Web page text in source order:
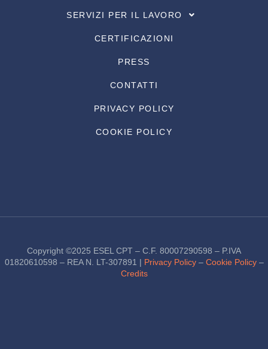
SERVIZI PER IL LAVORO
CERTIFICAZIONI
PRESS
CONTATTI
PRIVACY POLICY
COOKIE POLICY
Copyright ©2025 ESEL CPT – C.F. 80007290598 – P.IVA
01820610598 – REA N. LT-307891 | Privacy Policy– Cookie Policy–
Credits